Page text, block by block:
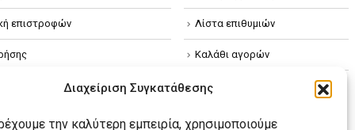
Διαχείριση Συγκατάθεσης
την καλύτερη εμπειρία, χρησιμοποιούμε
επιστροφών
απορρήτου
Cookies
Λίστα επιθυμιών
Καλάθι αγορών